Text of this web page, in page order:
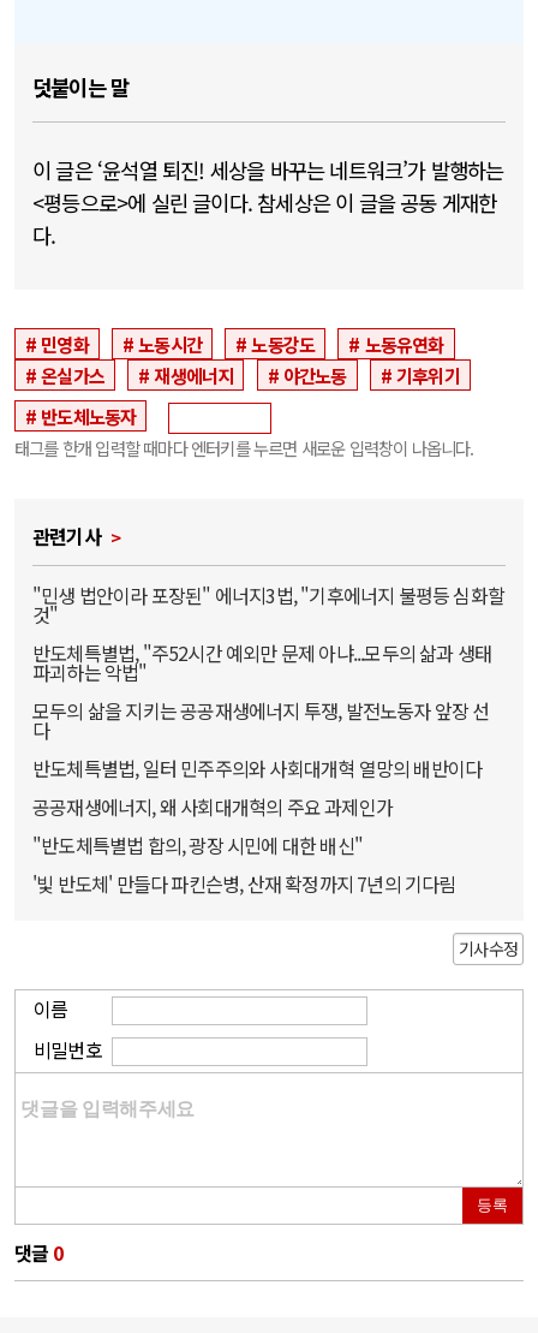
덧붙이는 말
이 글은 ‘윤석열 퇴진! 세상을 바꾸는 네트워크’가 발행하는
<평등으로>에 실린 글이다. 참세상은 이 글을 공동 게재한
다.
민영화 노동시간 노동강도
노동유연화
온실가스
재생에너지 야간노동
기후위기
반도체노동자
태그를 한개 입력할 때마다 엔터키를 누르면 새로운 입력창이 나옵니다.
관련기사
"민생 법안이라 포장된" 에너지3법, "기후에너지 불평등 심화할
것"
반도체특별법, "주52시간 예외만 문제 아냐...모두의 삶과 생태
파괴하는 악법"
모두의 삶을 지키는 공공재생에너지 투쟁, 발전노동자 앞장 선
다
반도체특별법, 일터 민주주의와 사회대개혁 열망의 배반이다
공공재생에너지, 왜 사회대개혁의 주요 과제인가
"반도체특별법 합의, 광장 시민에 대한 배신"
'빛 반도체' 만들다 파킨슨병, 산재 확정까지 7년의 기다림
기사수정
이름
비밀번호
등록
댓글 0